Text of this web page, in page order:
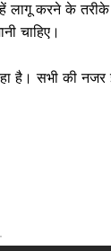
लागू करने के
चाहिए।
है। सभी की